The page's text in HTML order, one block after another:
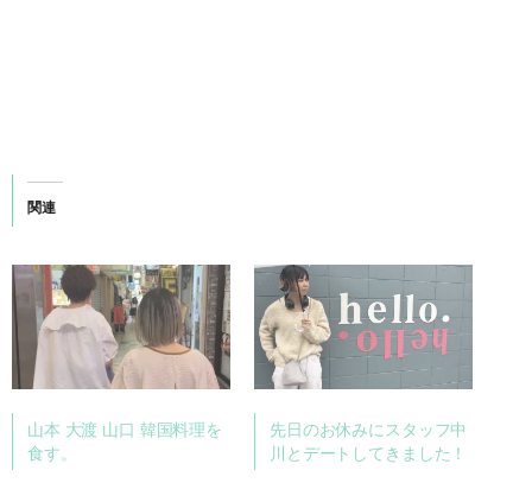
関連
山本 大渡 山口 韓国料理を
食す。
先日のお休みにスタッフ中
川とデートしてきました！